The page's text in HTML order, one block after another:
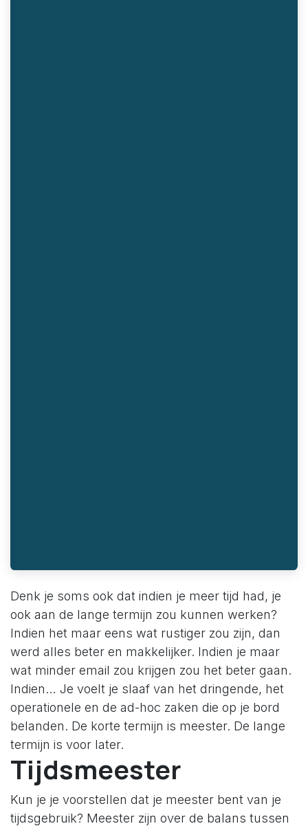
Denk je soms ook dat indien je meer tijd had, je
ook aan de lange termijn zou kunnen werken?
Indien het maar eens wat rustiger zou zijn, dan
werd alles beter en makkelijker. Indien je maar
wat minder email zou krijgen zou het beter gaan.
Indien… Je voelt je slaaf van het dringende, het
operationele en de ad-hoc zaken die op je bord
belanden. De korte termijn is meester. De lange
termijn is voor later.
Tijdsmeester
Kun je je voorstellen dat je meester bent van je
tijdsgebruik? Meester zijn over de balans tussen